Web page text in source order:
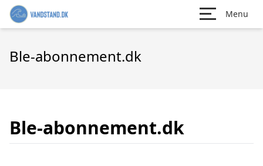
Menu
Ble-abonnement.dk
Ble-abonnement.dk